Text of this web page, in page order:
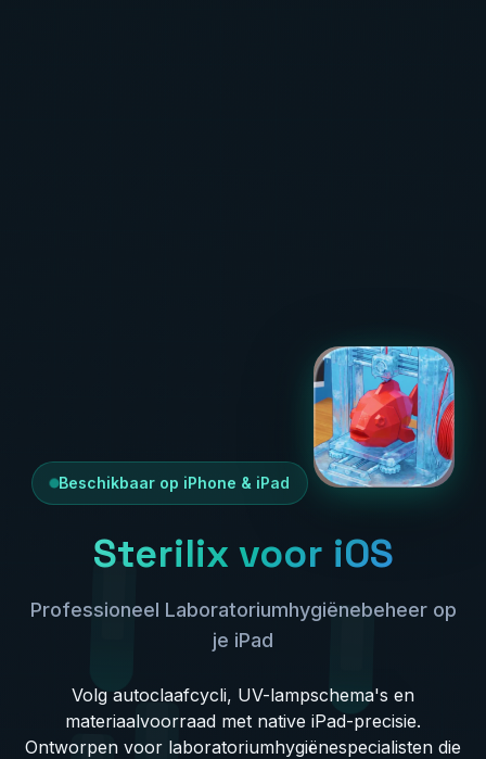
Beschikbaar op iPhone & iPad
Sterilix voor iOS
Professioneel Laboratoriumhygiënebeheer op
je iPad
Volg autoclaafcycli, UV-lampschema's en
materiaalvoorraad met native iPad-precisie.
Ontworpen voor laboratoriumhygiënespecialisten die